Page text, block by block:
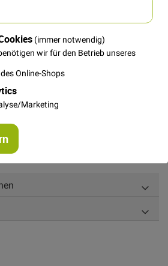
(immer notwendig)
wir für den Betrieb unseres
Online-Shops
Marketing
mit harmonischen Karos
Kollektion "Fine & Dandy". Der
die wunderschönen Farben
Kollektion wieder. Für
und Home Dekoration bestens
x 2,5cm